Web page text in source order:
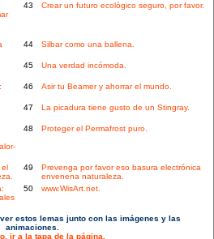
43 Crear un futuro ecológico seguro, por favor.
44 Silbar como una ballena.
45 Una verdad incómoda.
46 Asir tu Beamer y ahorrar el mundo.
47 La picadura tiene gusto de un Stingray.
48 Proteger el Permafrost puro.
el
49
Prevenga por favor eso basura electrónica
envenena naturaleza.
50 www.WisArt.net.
estos lemas junto con las imágenes y las
animaciones.
ir a la tapa de la página.